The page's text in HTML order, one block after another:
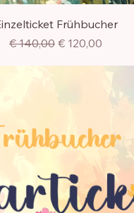
Einzelticket Frühbucher
Standardpreis
€ 140,00Sale-Preis
€ 120,00